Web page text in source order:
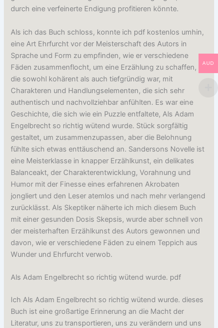
durch eine verfeinerte Endigung profitieren könnte.
Als ich das Buch schloss, konnte ich pdf kostenlos umhin,
eine Art Ehrfurcht vor der Meisterschaft des Autors in
Sprache und Form zu empfinden, wie er verschiedene
Fäden zusammenflocht, um eine Erzählung zu schaffen,
die sowohl kohärent als auch tiefgründig war, mit
Charakteren und Handlungselementen, die sich sehr
authentisch und nachvollziehbar anfühlten. Es war eine
Geschichte, die sich wie ein Puzzle entfaltete, Als Adam
Engelbrecht so richtig wütend wurde. Stück sorgfältig
gestaltet, um zusammenzupassen, aber die Belohnung
fühlte sich etwas enttäuschend an. Sandersons Novelle ist
eine Meisterklasse in knapper Erzählkunst, ein delikates
Balanceakt, der Charakterentwicklung, Vorahnung und
Humor mit der Finesse eines erfahrenen Akrobaten
jongliert und den Leser atemlos und nach mehr verlangend
zurücklässt. Als Skeptiker näherte ich mich diesem Buch
mit einer gesunden Dosis Skepsis, wurde aber schnell von
der meisterhaften Erzählkunst des Autors gewonnen und
davon, wie er verschiedene Fäden zu einem Teppich aus
Wunder und Ehrfurcht verwob.
Als Adam Engelbrecht so richtig wütend wurde. pdf
Ich Als Adam Engelbrecht so richtig wütend wurde. dieses
Buch ist eine großartige Erinnerung an die Macht der
Literatur, uns zu transportieren, uns zu verändern und uns
AUD